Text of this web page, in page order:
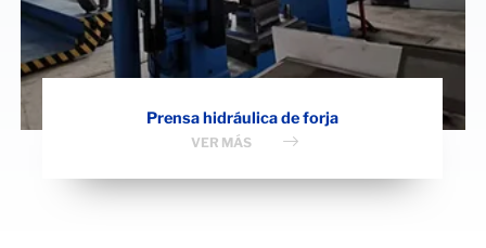
Prensa hidráulica de forja
VER MÁS